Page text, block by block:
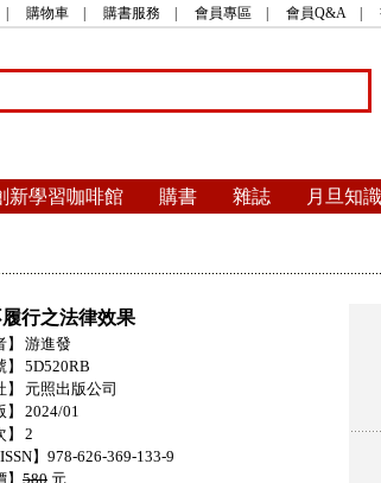
購物車 購書服務 會員專區 會員Q&A|
新學習咖啡館 購書 雜誌 月旦知
行之法律效果
游進發
5D520RB
元照出版公司
2024/01
2
ISSN】978-626-369-133-9
580 元